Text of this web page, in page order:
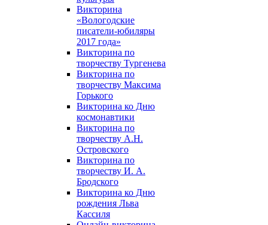
Викторина
«Вологодские
писатели-юбиляры
2017 года»
Викторина по
творчеству Тургенева
Викторина по
творчеству Максима
Горького
Викторина ко Дню
космонавтики
Викторина по
творчеству А.Н.
Островского
Викторина по
творчеству И. А.
Бродского
Викторина ко Дню
рождения Льва
Кассиля